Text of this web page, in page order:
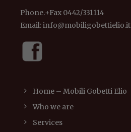
Phone.+Fax 0442/331114
Email:info@mobiligobettielio.it
Home – Mobili Gobetti Elio
Who we are
Services